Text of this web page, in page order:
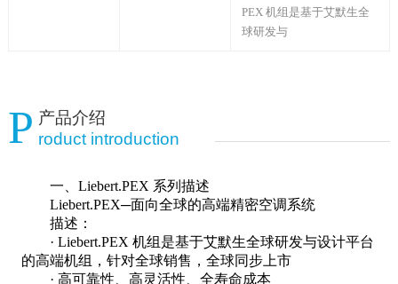
PEX 机组是基于艾默生全
球研发与
P 产品介绍
roduct introduction
一、Liebert.PEX 系列描述
Liebert.PEX─面向全球的高端精密空调系统
描述：
· Liebert.PEX 机组是基于艾默生全球研发与设计平台
的高端机组，针对全球销售，全球同步上市
· 高可靠性、高灵活性、全寿命成本